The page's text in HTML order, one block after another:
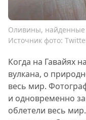
Оливины, найденные
Источник фото:
Когда на Гавайях
вулкана, о
весь мир.
и одновременно
облетели весь